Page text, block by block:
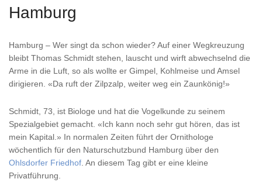
Hamburg
Hamburg – Wer singt da schon wieder? Auf einer Wegkreuzung
bleibt Thomas Schmidt stehen, lauscht und wirft abwechselnd die
Arme in die Luft, so als wollte er Gimpel, Kohlmeise und Amsel
dirigieren. «Da ruft der Zilpzalp, weiter weg ein Zaunkönig!»
Schmidt, 73, ist Biologe und hat die Vogelkunde zu seinem
Spezialgebiet gemacht. «Ich kann noch sehr gut hören, das ist
mein Kapital.» In normalen Zeiten führt der Ornithologe
wöchentlich für den Naturschutzbund Hamburg über den
Ohlsdorfer Friedhof . An diesem Tag gibt er eine kleine
Privatführung.